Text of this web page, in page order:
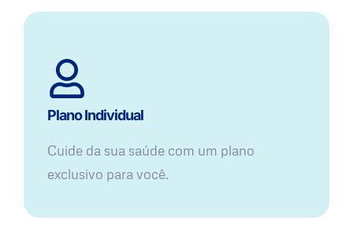
Plano Individual
Cuide da sua saúde com um plano
exclusivo para você.